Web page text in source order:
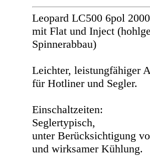
Leopard LC500 6pol
mit Flat und Inject
Spinnerabbau)
Leichter, leistungfähiger
für Hotliner und Segler.
Einschaltzeiten:
Seglertypisch,
unter Berücksichtigung
und wirksamer Kühlung.